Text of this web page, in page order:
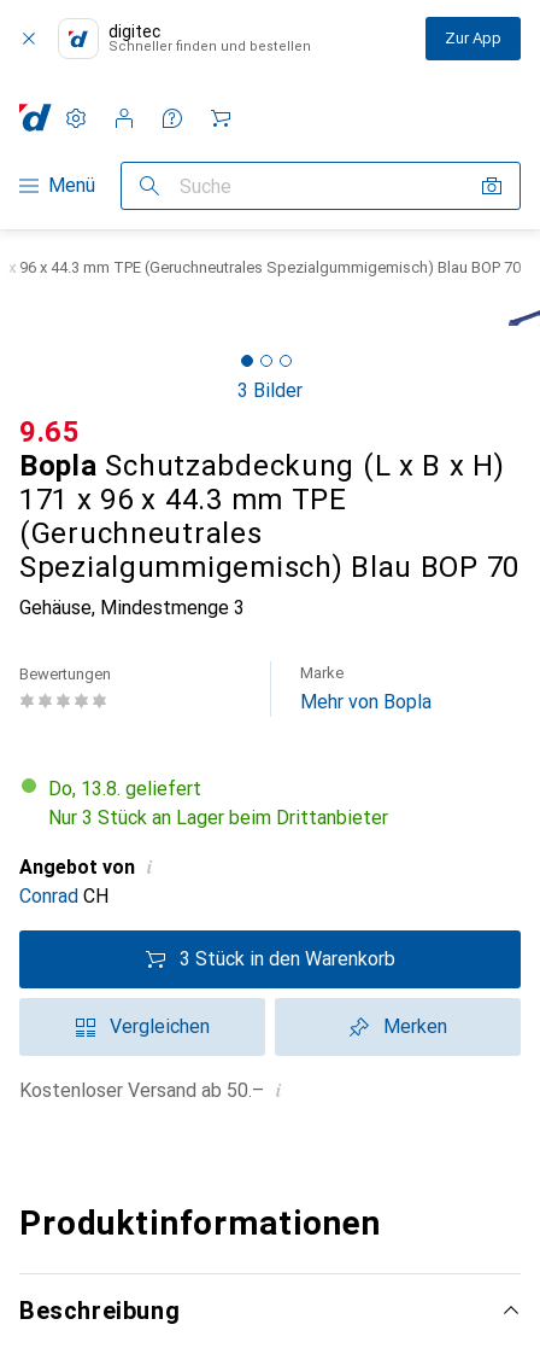
digitec
Schneller finden und bestellen Zur App
Navigation nach Kategorien
Menü Suche
Einstellungen
Kundenkonto
Vergleichslisten
Merklisten
Warenkorb
96 x 44.3 mm TPE (Geruchneutrales Spezialgummigemisch) Blau BOP 70
3 Bilder
Bopla Schutzabdeckung (L x B x H)
171 x 96 x 44.3 mm TPE
(Geruchneutrales
Spezialgummigemisch) Blau BOP 70
Gehäuse, Mindestmenge 3
CHF
9.65
Bewertungen Marke
Mehr von Bopla
Do, 13.8. geliefert
Nur 3 Stück an Lager beim Drittanbieter
Angebot von i
Conrad CH
3 Stück in den Warenkorb
Vergleichen Merken
Kostenloser Versand ab 50.– i
Produktinformationen
Beschreibung